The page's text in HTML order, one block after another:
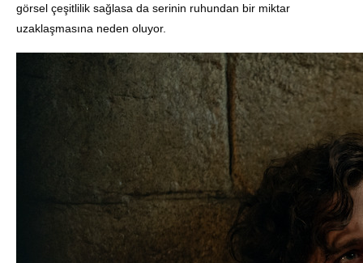
görsel çeşitlilik sağlasa da serinin ruhundan bir miktar
uzaklaşmasına neden oluyor.